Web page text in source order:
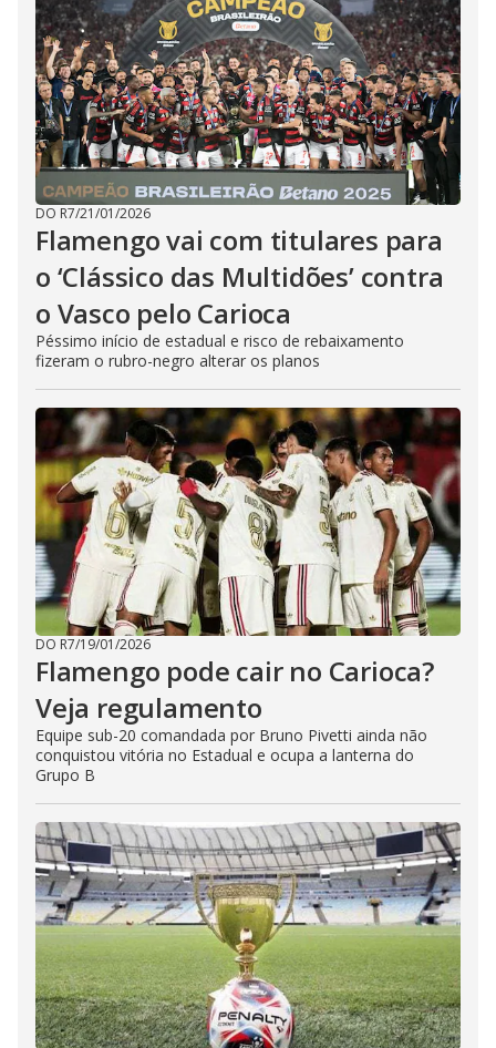
DO R7/21/01/2026
Flamengo vai com titulares para
o ‘Clássico das Multidões’ contra
o Vasco pelo Carioca
Péssimo início de estadual e risco de rebaixamento
fizeram o rubro-negro alterar os planos
DO R7/19/01/2026
Flamengo pode cair no Carioca?
Veja regulamento
Equipe sub-20 comandada por Bruno Pivetti ainda não
conquistou vitória no Estadual e ocupa a lanterna do
Grupo B